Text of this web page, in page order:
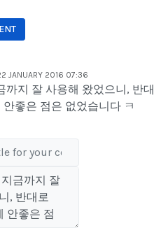
JANUARY 2016 07:36
까지 잘 사용해 왔었으니, 반대
안좋은 점은 없었습니다 ㅋ